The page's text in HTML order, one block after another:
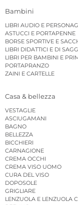
Bambini
LIBRI AUDIO E
ASTUCCI E PORTAPENNE
BORSE SPORTIVE E
LIBRI DIDATTICI E DI
LIBRI PER BAMBINI E
PORTAPRANZO
ZAINI E CARTELLE
Casa & bellezza
VESTAGLIE
ASCIUGAMANI
BAGNO
BELLEZZA
BICCHIERI
CARNAGIONE
CREMA OCCHI
CREMA VISO UOMO
CURA DEL VISO
DOPOSOLE
GRIGLIARE
LENZUOLA E LENZUOLA